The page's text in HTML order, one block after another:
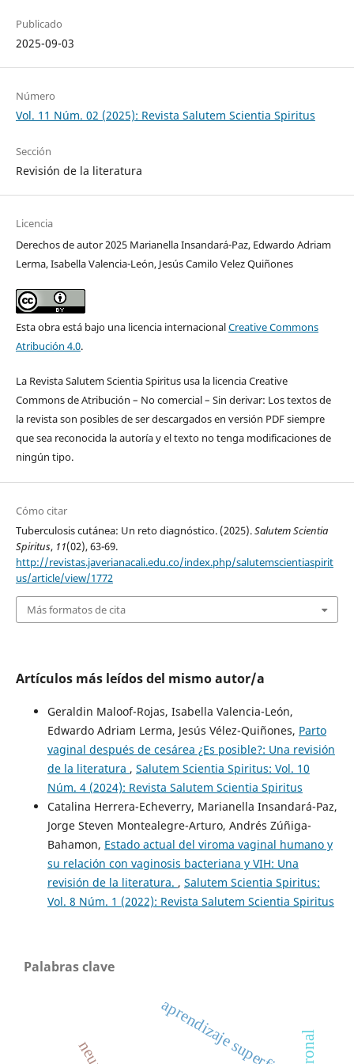
Publicado
2025-09-03
Número
Vol. 11 Núm. 02 (2025): Revista Salutem Scientia Spiritus
Sección
Revisión de la literatura
Licencia
Derechos de autor 2025 Marianella Insandará-Paz, Edwardo Adriam
Lerma, Isabella Valencia-León, Jesús Camilo Velez Quiñones
Esta obra está bajo una licencia internacionalCreative Commons
Atribución 4.0.
La Revista Salutem Scientia Spiritus usa la licencia Creative
Commons de Atribución – No comercial – Sin derivar: Los textos de
la revista son posibles de ser descargados en versión PDF siempre
que sea reconocida la autoría y el texto no tenga modificaciones de
ningún tipo.
Cómo citar
Tuberculosis cutánea: Un reto diagnóstico. (2025).Salutem Scientia
Spiritus, 11(02), 63-69.
http://revistas.javerianacali.edu.co/index.php/salutemscientiaspirit
us/article/view/1772
Más formatos de cita
Artículos más leídos del mismo autor/a
Geraldin Maloof-Rojas, Isabella Valencia-León,
Edwardo Adriam Lerma, Jesús Vélez-Quiñones, Parto
vaginal después de cesárea ¿Es posible?: Una revisión
de la literatura , Salutem Scientia Spiritus: Vol. 10
Núm. 4 (2024): Revista Salutem Scientia Spiritus
Catalina Herrera-Echeverry, Marianella Insandará-Paz,
Jorge Steven Montealegre-Arturo, Andrés Zúñiga-
Bahamon, Estado actual del viroma vaginal humano y
su relación con vaginosis bacteriana y VIH: Una
revisión de la literatura. , Salutem Scientia Spiritus:
Vol. 8 Núm. 1 (2022): Revista Salutem Scientia Spiritus
Palabras clave
aprendizaje superficial